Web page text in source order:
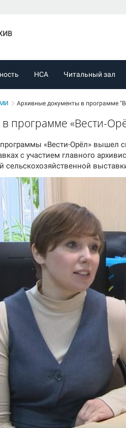
НСА Читальный зал
Архивные документы в программе
программе «Вести-
«Вести-Орёл» вышел
с участием главного
сельскохозяйственной